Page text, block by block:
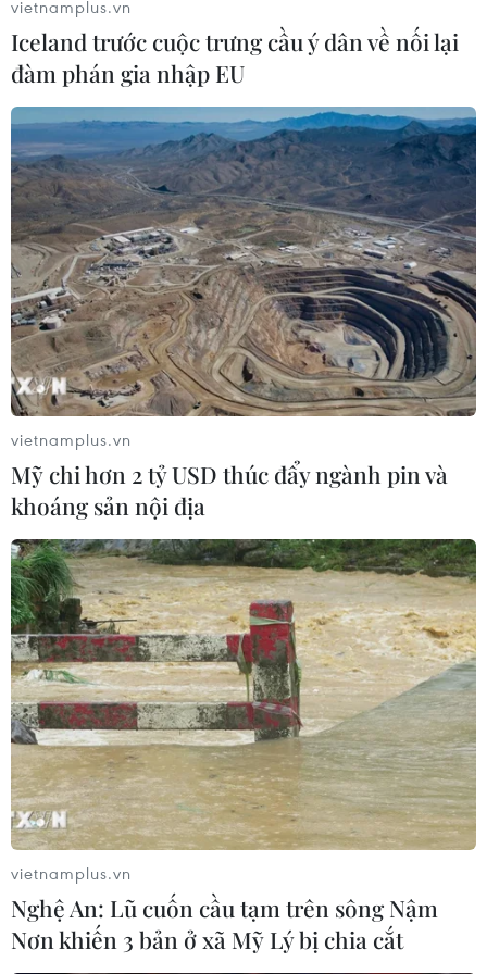
vietnamplus.vn
Iceland trước cuộc trưng cầu ý dân về nối lại
đàm phán gia nhập EU
vietnamplus.vn
Mỹ chi hơn 2 tỷ USD thúc đẩy ngành pin và
khoáng sản nội địa
vietnamplus.vn
Nghệ An: Lũ cuốn cầu tạm trên sông Nậm
Nơn khiến 3 bản ở xã Mỹ Lý bị chia cắt